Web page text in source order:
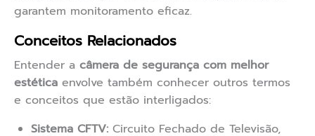
garantem monitoramento eficaz.
Conceitos Relacionados
Entender a câmera de segurança com melhor
estética envolve também conhecer outros termos
e conceitos que estão interligados:
Sistema CFTV: Circuito Fechado de Televisão,